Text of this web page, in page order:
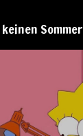
Sommer